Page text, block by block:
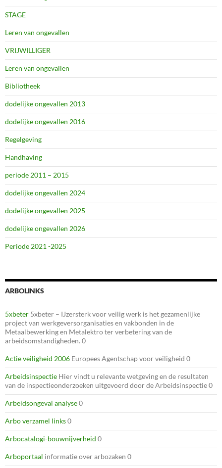
STAGE
Leren van ongevallen
VRIJWILLIGER
Leren van ongevallen
Bibliotheek
dodelijke ongevallen 2013
dodelijke ongevallen 2016
Regelgeving
Handhaving
periode 2011 – 2015
dodelijke ongevallen 2024
dodelijke ongevallen 2025
dodelijke ongevallen 2026
Periode 2021 -2025
ARBOLINKS
5xbeter 5xbeter – IJzersterk voor veilig werk is het gezamenlijke
project van werkgeversorganisaties en vakbonden in de
Metaalbewerking en Metalektro ter verbetering van de
arbeidsomstandigheden. 0
Actie veiligheid 2006 Europees Agentschap voor veiligheid 0
Arbeidsinspectie Hier vindt u relevante wetgeving en de resultaten
van de inspectieonderzoeken uitgevoerd door de Arbeidsinspectie 0
Arbeidsongeval analyse0
Arbo verzamel links0
Arbocatalogi-bouwnijverheid 0
Arboportaal informatie over arbozaken 0